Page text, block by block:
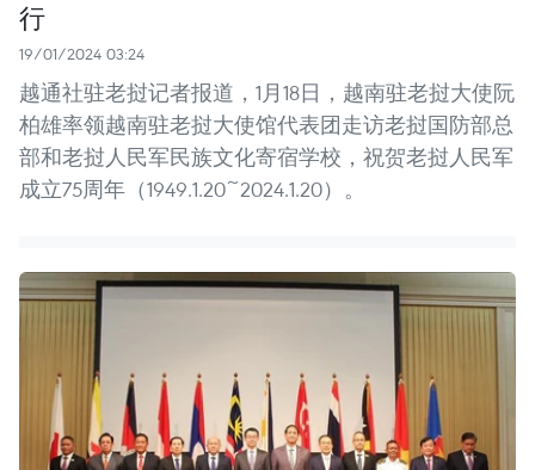
行
19/01/2024 03:24
越通社驻老挝记者报道，1月18日，越南驻老挝大使阮
柏雄率领越南驻老挝大使馆代表团走访老挝国防部总
部和老挝人民军民族文化寄宿学校，祝贺老挝人民军
成立75周年（1949.1.20~2024.1.20）。